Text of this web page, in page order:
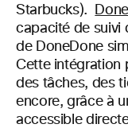
Starbucks).
capacité de suivi
de DoneDone
Cette intégration
des tâches, des
encore, grâce à
accessible